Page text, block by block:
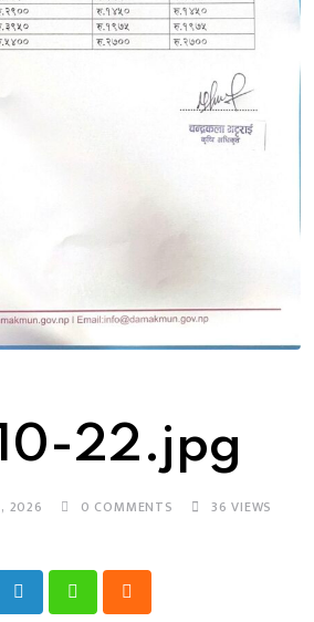
22.jpg
2026 0 COMMENTS 36 VIEWS
LinkedInWhatsappCloud